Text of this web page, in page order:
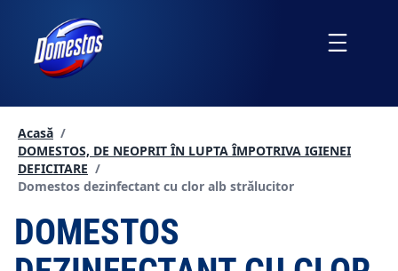
conținut
Acasă /
DOMESTOS, DE NEOPRIT ÎN LUPTA ÎMPOTRIVA IGIENEI
DEFICITARE /
Current page:
Domestos dezinfectant cu clor alb strălucitor
DOMESTOS